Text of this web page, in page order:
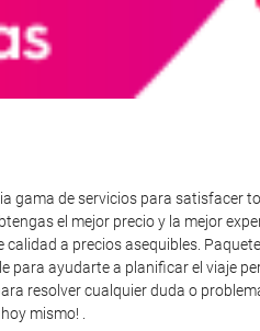
gama de servicios para satisfacer
el mejor precio y la mejor
a precios asequibles.
para ayudarte a planificar el viaje
resolver cualquier duda o
mismo! .